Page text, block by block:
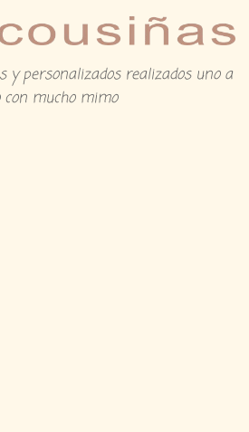
y personalizados realizados uno a
con mucho mimo